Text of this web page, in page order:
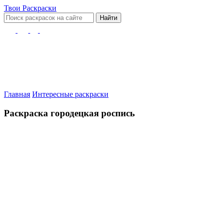
Твои Раскраски
Найти
Главная Интересные раскраски
Раскраска городецкая роспись